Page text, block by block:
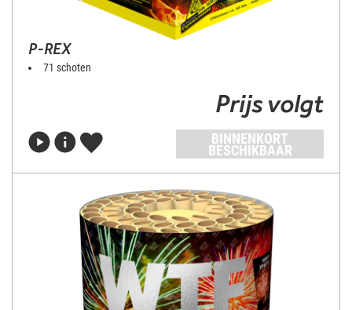
P-REX
71 schoten
Prijs volgt
BINNENKORT
BESCHIKBAAR